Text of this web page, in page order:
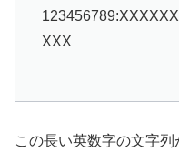
XXX
この長い英数字の文字列